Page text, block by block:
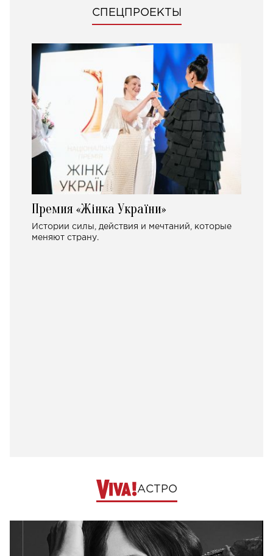
СПЕЦПРОЕКТЫ
Премия «Жінка України»
Истории силы, действия и мечтаний, которые
меняют страну.
АСТРО